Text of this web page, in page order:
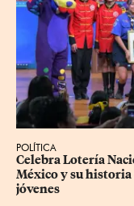
POLÍTICA
Celebra Lotería
México y su
jóvenes